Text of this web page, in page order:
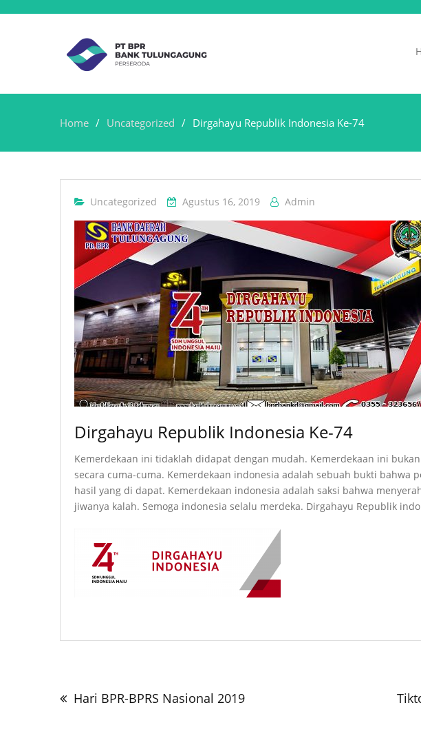
Home Uncategorized Dirgahayu Republik Indonesia Ke-74
Uncategorized Agustus 16, 2019 Admin
Dirgahayu Republik Indonesia Ke-74
Kemerdekaan ini tidaklah didapat dengan mudah. Kemerdekaan ini
secara cuma-cuma. Kemerdekaan indonesia adalah sebuah bukti bahwa
hasil yang di dapat. Kemerdekaan indonesia adalah saksi bahwa
jiwanya kalah. Semoga indonesia selalu merdeka. Dirgahayu Republik
posHari BPR-BPRS Nasional 2019